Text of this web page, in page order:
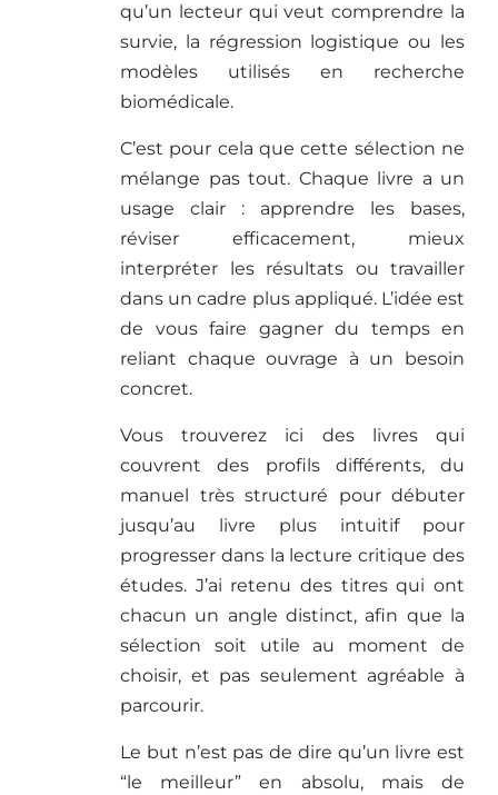
qu’un lecteur qui veut comprendre la
survie, la régression logistique ou les
modèles utilisés en recherche
biomédicale.
C’est pour cela que cette sélection ne
mélange pas tout. Chaque livre a un
usage clair : apprendre les bases,
réviser efficacement, mieux
interpréter les résultats ou travailler
dans un cadre plus appliqué. L’idée est
de vous faire gagner du temps en
reliant chaque ouvrage à un besoin
concret.
Vous trouverez ici des livres qui
couvrent des profils différents, du
manuel très structuré pour débuter
jusqu’au livre plus intuitif pour
progresser dans la lecture critique des
études. J’ai retenu des titres qui ont
chacun un angle distinct, afin que la
sélection soit utile au moment de
choisir, et pas seulement agréable à
parcourir.
Le but n’est pas de dire qu’un livre est
“le meilleur” en absolu, mais de